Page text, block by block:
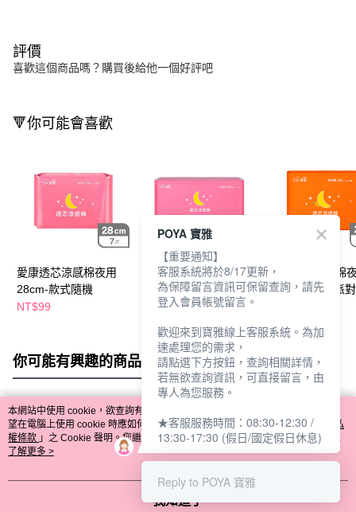
評價
喜歡這個商品嗎？購買後給他一個好評吧
🔻你可能會喜歡
愛康透芯涼感棉夜用
28cm-款式隨機
NT$99
愛康透芯涼感棉夜用7
片28cm(4入)-款式隨機
NT$189
愛康透芯涼感棉
片28cm-檸橙派對
你可能有興趣的商品 全站排行
熱門標籤
本網站中使用 cookie，欲查詢有關本網站使用 cookie 方式之詳情，及若您不希
望在電腦上使用 cookie 時應如何變更電腦的 cookie 設定，請參閱本網站「
隱私
權條款 」之 Cookie 聲明。您繼續使用本網站即表示您同意本公司得按本網站使
用條款之 Cookie 聲明使用 cookie。
了解更多 >
我知道了
POYA 寶雅
【重要通知】
客服系統將於8/17更新，
為保障留言資訊可保留查詢，請先
登入會員帳號留言。
歡迎來到寶雅線上客服系統。為加
速處理您的需求，
請點選下方按鈕，查詢相關詳情，
若無欲查詢資訊，可直接留言，由
專人為您服務。
★客服服務時間：08:30-12:30 /
13:30-17:30 (假日/國定假日休息)
Reply to POYA 寶雅